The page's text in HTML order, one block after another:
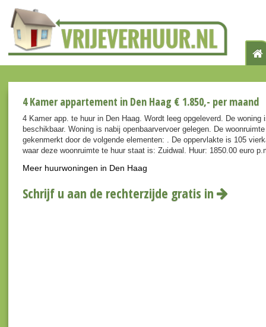
4 Kamer appartement in Den Haag € 1.850,- per maand
4 Kamer app. te huur in Den Haag. Wordt leeg opgeleverd. De woning
beschikbaar. Woning is nabij openbaarvervoer gelegen. De
gekenmerkt door de volgende elementen: . De oppervlakte is 105
waar deze woonruimte te huur staat is: Zuidwal. Huur: 1850.00 euro
Meer huurwoningen in Den Haag
Schrijf u aan de rechterzijde gratis in